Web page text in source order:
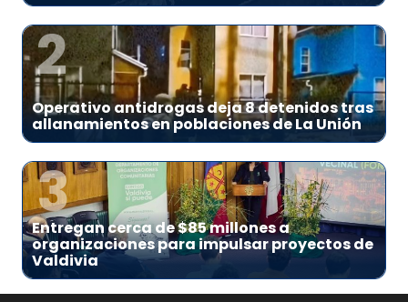
2
Operativo antidrogas deja 8 detenidos tras
allanamientos en poblaciones de La Unión
3
Entregan cerca de $85 millones a
organizaciones para impulsar proyectos de
Valdivia